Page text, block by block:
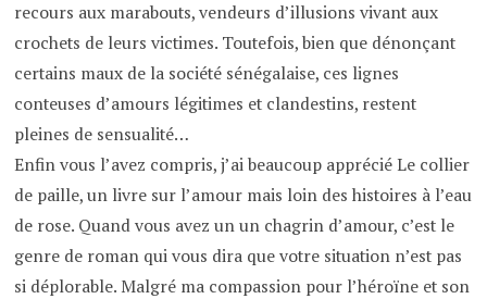
recours aux marabouts, vendeurs d’illusions vivant aux
crochets de leurs victimes. Toutefois, bien que dénonçant
certains maux de la société sénégalaise, ces lignes
conteuses d’amours légitimes et clandestins, restent
pleines de sensualité…
Enfin vous l’avez compris, j’ai beaucoup apprécié Le collier
de paille, un livre sur l’amour mais loin des histoires à l’eau
de rose. Quand vous avez un un chagrin d’amour, c’est le
genre de roman qui vous dira que votre situation n’est pas
si déplorable. Malgré ma compassion pour l’héroïne et son